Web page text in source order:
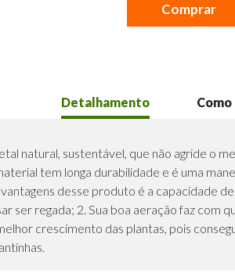
Comprar
Detalhamento
natural, sustentável, que não agride o
tem longa durabilidade e é uma
desse produto é a capacidade
ser regada; 2. Sua boa aeração faz com
crescimento das plantas, pois
Como